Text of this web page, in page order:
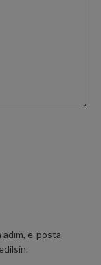
adım, e-posta